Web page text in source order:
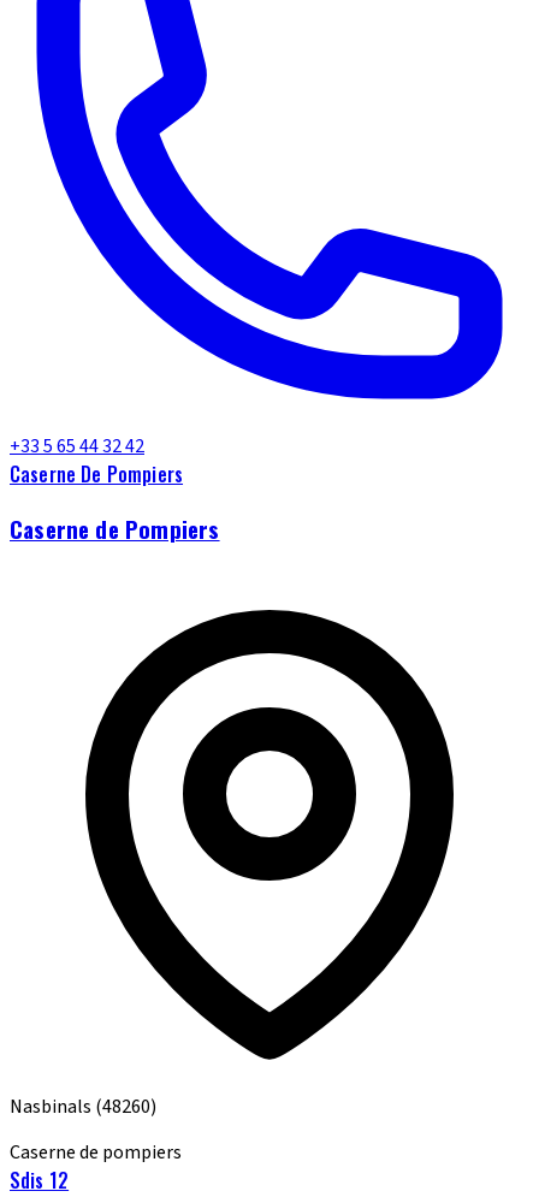
+33 5 65 44 32 42
Caserne De Pompiers
Caserne de Pompiers
Nasbinals (48260)
Caserne de pompiers
Sdis 12